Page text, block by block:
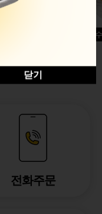
허니옥
전화주문
닫기